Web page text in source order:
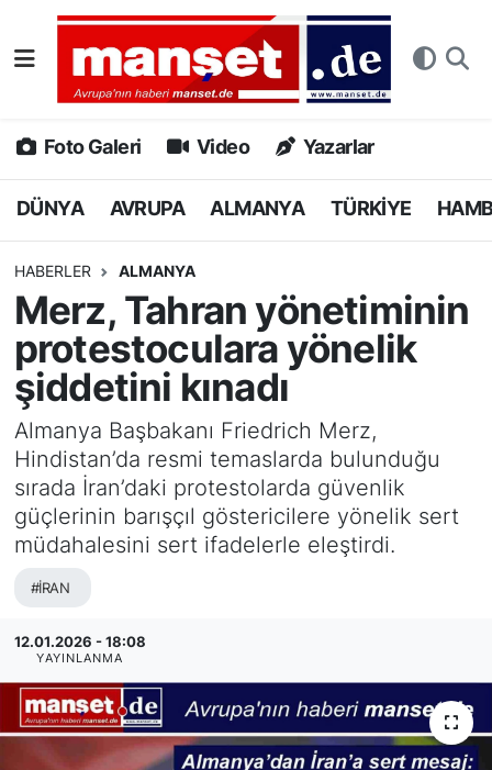
Foto Galeri Video Yazarlar
DÜNYA AVRUPA ALMANYA TÜRKİYE
HABERLER ALMANYA
Merz, Tahran yönetiminin
protestoculara yönelik
şiddetini kınadı
Almanya Başbakanı Friedrich Merz,
Hindistan’da resmi temaslarda bulunduğu
sırada İran’daki protestolarda güvenlik
güçlerinin barışçıl göstericilere yönelik sert
müdahalesini sert ifadelerle eleştirdi.
#İRAN
12.01.2026 - 18:08
YAYINLANMA
DÜNYA
AVRUPA
ALMANYA
HAMBURG
SPOR
DEUTSCH
EKONOMİ
SİYASET
SAĞLIK
Nöbetçi Eczaneler
Hava Durumu
Namaz Vakitleri
Puan Durumu ve Fikstür
Tüm Manşetler
Son Dakika Haberleri
Haber Arşivi